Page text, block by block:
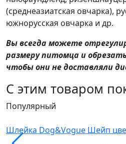
(среднеазиатская овчарка),
южнорусская овчарка и др.
Вы всегда можете
размеру питомца и
чтобы они не доставляли
С этим товаром
Популярный
Шлейка Dog&Vogue Шейп